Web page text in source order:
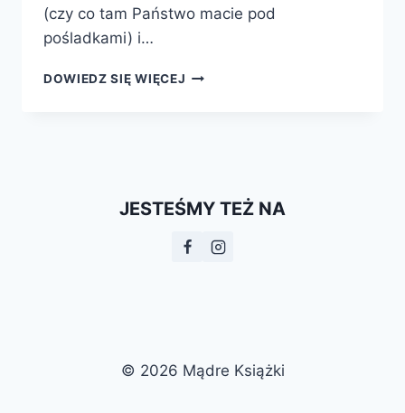
(czy co tam Państwo macie pod
pośladkami) i…
DOWIEDZ SIĘ WIĘCEJ NAJWSPANIALSZE
JESTEŚMY TEŻ NA
© 2026 Mądre Książki